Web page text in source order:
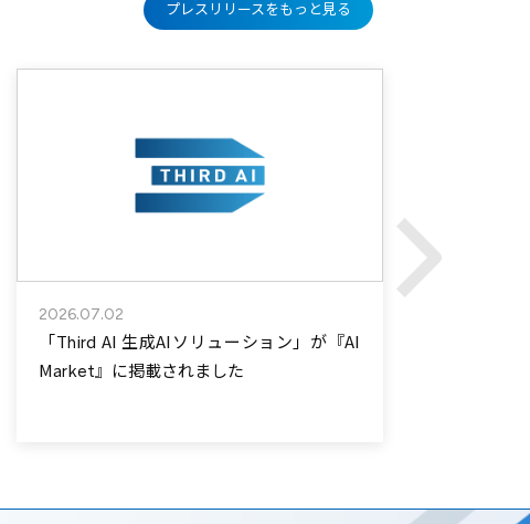
プレスリリースをもっと見る
2026.07.02
「Third AI 生成AIソリューション」が『AI
Market』に掲載されました